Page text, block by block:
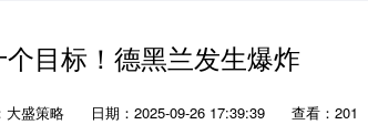
目标！德黑兰发生爆炸
大盛策略 日期：2025-09-26 17:39:39 查看：201